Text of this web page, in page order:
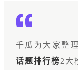
千瓜为大家整
话题排行榜2大